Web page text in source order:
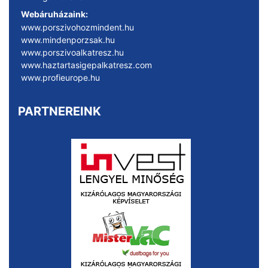
Webáruházaink:
www.porszivohozmindent.hu
www.mindenporzsak.hu
www.porszivoalkatresz.hu
www.haztartasigepalkatresz.com
www.profieurope.hu
PARTNEREINK